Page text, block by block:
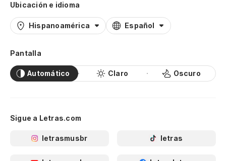
Ubicación e idioma
Hispanoamérica Español
Pantalla
Automático Claro Oscuro
Sigue a Letras.com
letrasmusbr letras